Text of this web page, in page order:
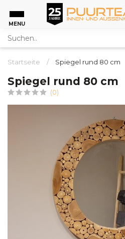
MENU
Startseite / Spiegel rund 80 cm
Spiegel rund 80 cm
(0)